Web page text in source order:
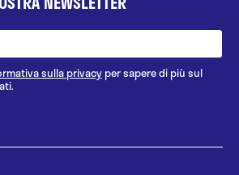
sulla privacyper sapere di più sul